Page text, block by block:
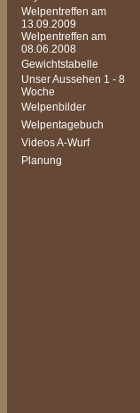
Welpentreffen am
13.09.2009
Welpentreffen am
08.06.2008
Gewichtstabelle
Unser Aussehen 1 - 8
Woche
Welpenbilder
Welpentagebuch
Videos A-Wurf
Planung